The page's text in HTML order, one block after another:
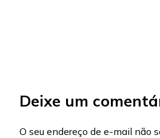
Deixe um
O seu endereço de e-mail não